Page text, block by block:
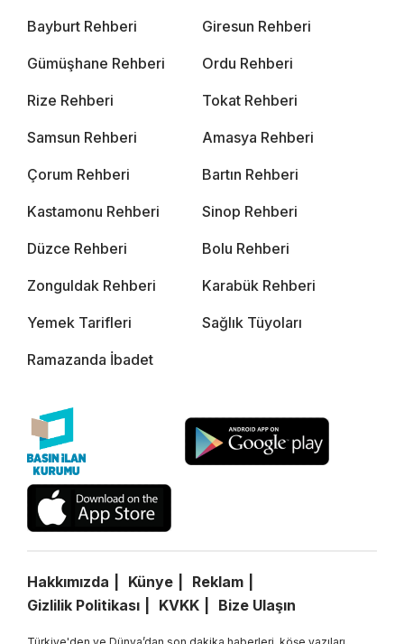
Bayburt Rehberi Giresun Rehberi
Gümüşhane Rehberi Ordu Rehberi
Rize Rehberi Tokat Rehberi
Samsun Rehberi Amasya Rehberi
Çorum Rehberi Bartın Rehberi
Kastamonu Rehberi Sinop Rehberi
Düzce Rehberi Bolu Rehberi
Zonguldak Rehberi Karabük Rehberi
Yemek Tarifleri Sağlık Tüyoları
Ramazanda İbadet
Hakkımızda Künye
Reklam
Gizlilik Politikası
KVKK Bize Ulaşın